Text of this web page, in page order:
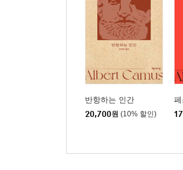
반항하는 인간
20,700원 (10% 할인)
페